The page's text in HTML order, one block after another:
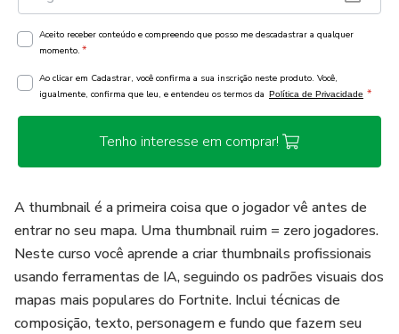
Aceito receber conteúdo e compreendo que posso me descadastrar a qualquer
momento. *
Ao clicar em Cadastrar, você confirma a sua inscrição neste produto. Você,
igualmente, confirma que leu, e entendeu os termos da Política de Privacidade *
Tenho interesse em comprar!
A thumbnail é a primeira coisa que o jogador vê antes de
entrar no seu mapa. Uma thumbnail ruim = zero jogadores.
Neste curso você aprende a criar thumbnails profissionais
usando ferramentas de IA, seguindo os padrões visuais dos
mapas mais populares do Fortnite. Inclui técnicas de
composição, texto, personagem e fundo que fazem seu